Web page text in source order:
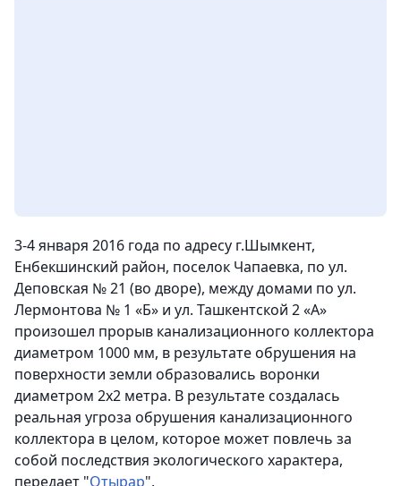
3-4 января 2016 года по адресу г.Шымкент,
Енбекшинский район, поселок Чапаевка, по ул.
Деповская № 21 (во дворе), между домами по ул.
Лермонтова № 1 «Б» и ул. Ташкентской 2 «А»
произошел прорыв канализационного коллектора
диаметром 1000 мм, в результате обрушения на
поверхности земли образовались воронки
диаметром 2х2 метра. В результате создалась
реальная угроза обрушения канализационного
коллектора в целом, которое может повлечь за
собой последствия экологического характера,
передает "Отырар".